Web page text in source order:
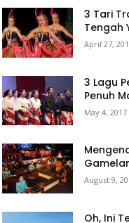
3 Tari
Tengah
April 27,
3 Lagu
Penuh
May 4, 2017
August 9,
Oh, Ini